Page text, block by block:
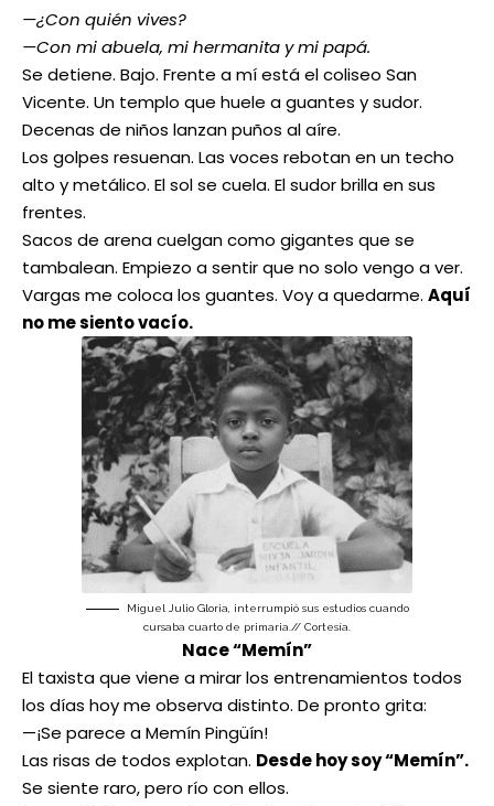
—¿Con quién vives?
—Con mi abuela, mi hermanita y mi papá.
Se detiene. Bajo. Frente a mí está el coliseo San
Vicente. Un templo que huele a guantes y sudor.
Decenas de niños lanzan puños al aíre.
Los golpes resuenan. Las voces rebotan en un techo
alto y metálico. El sol se cuela. El sudor brilla en sus
frentes.
Sacos de arena cuelgan como gigantes que se
tambalean. Empiezo a sentir que no solo vengo a ver.
Vargas me coloca los guantes. Voy a quedarme. Aquí
no me siento vacío.
Miguel Julio Gloria, interrumpió sus estudios cuando
cursaba cuarto de primaria.// Cortesía.
Nace “Memín”
El taxista que viene a mirar los entrenamientos todos
los días hoy me observa distinto. De pronto grita:
—¡Se parece a Memín Pingüín!
Las risas de todos explotan. Desde hoy soy “Memín”.
Se siente raro, pero río con ellos.